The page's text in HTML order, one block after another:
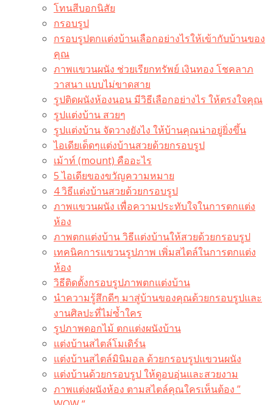
โทนสีบอกนิสัย
กรอบรูป
กรอบรูปตกแต่งบ้านเลือกอย่างไรให้เข้ากับบ้านของ
คุณ
ภาพแขวนผนัง ช่วยเรียกทรัพย์ เงินทอง โชคลาภ
วาสนา แบบไม่ขาดสาย
รูปติดผนังห้องนอน มีวิธีเลือกอย่างไร ให้ตรงใจคุณ
รูปแต่งบ้าน สวยๆ
รูปแต่งบ้าน จัดวางยังไง ให้บ้านคุณน่าอยู่ยิ่งขึ้น
ไอเดียเด็ดๆแต่งบ้านสวยด้วยกรอบรูป
เม้าท์ (mount) คืออะไร​
5 ไอเดียของขวัญความหมาย
4 วิธีแต่งบ้านสวยด้วยกรอบรูป
ภาพแขวนผนัง เพื่อความประทับใจในการตกแต่ง
ห้อง
ภาพตกแต่งบ้าน วิธีแต่งบ้านให้สวยด้วยกรอบรูป
เทคนิคการแขวนรูปภาพ เพิ่มสไตล์ในการตกแต่ง
ห้อง
วิธีติดตั้งกรอบรูปภาพตกแต่งบ้าน
นำความรู้สึกดีๆ มาสู่บ้านของคุณด้วยกรอบรูปและ
งานศิลปะที่ไม่ซ้ำใคร
รูปภาพดอกไม้ ตกแต่งผนังบ้าน
แต่งบ้านสไตล์โมเดิร์น
แต่งบ้านสไตล์มินิมอล ด้วยกรอบรูปแขวนผนัง
แต่งบ้านด้วยกรอบรูป ให้ดูอบอุ่นและสวยงาม
ภาพแต่งผนังห้อง ตามสไตล์คุณใครเห็นต้อง ”